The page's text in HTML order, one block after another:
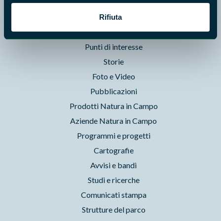
Rifiuta
News e appuntamenti
Enti di gestione
Natura
Punti di interesse
Storie
Foto e Video
Pubblicazioni
Prodotti Natura in Campo
Aziende Natura in Campo
Programmi e progetti
Cartografie
Avvisi e bandi
Studi e ricerche
Comunicati stampa
Strutture del parco